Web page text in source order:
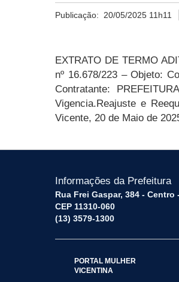
Publicação: 20/05/2025 11h11
EXTRATO DE TERMO
nº 16.678/223 – Objeto:
Contratante:
Vigencia.Reajuste e
Vicente, 20 de Maio de 202
Informações da Prefeitura
Rua Frei Gaspar, 384 - Centro
CEP 11310-060
(13) 3579-1300
PORTAL MULHER
VICENTINA